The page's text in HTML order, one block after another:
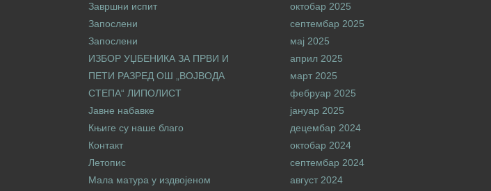
Завршни испит
Запослени
Запослени
ИЗБОР УЏБЕНИКА ЗА ПРВИ И
ПЕТИ РАЗРЕД ОШ „ВОЈВОДА
СТЕПА“ ЛИПОЛИСТ
Јавне набавке
Књиге су наше благо
Контакт
Летопис
Мала матура у издвојеном
октобар 2025
септембар 2025
мај 2025
април 2025
март 2025
фебруар 2025
јануар 2025
децембар 2024
октобар 2024
септембар 2024
август 2024